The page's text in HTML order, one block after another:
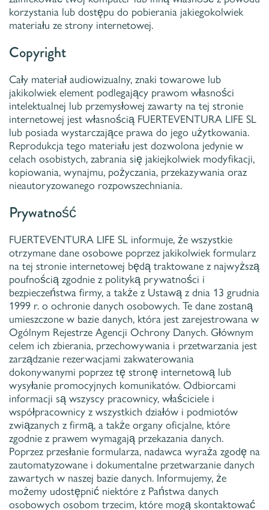
korzystania lub dostępu do pobierania jakiegokolwiek
materiału ze strony internetowej.
Copyright
Cały materiał audiowizualny, znaki towarowe lub
jakikolwiek element podlegający prawom własności
intelektualnej lub przemysłowej zawarty na tej stronie
internetowej jest własnością FUERTEVENTURA LIFE SL
lub posiada wystarczające prawa do jego użytkowania.
Reprodukcja tego materiału jest dozwolona jedynie w
celach osobistych, zabrania się jakiejkolwiek modyfikacji,
kopiowania, wynajmu, pożyczania, przekazywania oraz
nieautoryzowanego rozpowszechniania.
Prywatność
FUERTEVENTURA LIFE SL informuje, że wszystkie
otrzymane dane osobowe poprzez jakikolwiek formularz
na tej stronie internetowej będą traktowane z najwyższą
poufnością zgodnie z polityką prywatności i
bezpieczeństwa firmy, a także z Ustawą z dnia 13 grudnia
1999 r. o ochronie danych osobowych. Te dane zostaną
umieszczone w bazie danych, która jest zarejestrowana w
Ogólnym Rejestrze Agencji Ochrony Danych. Głównym
celem ich zbierania, przechowywania i przetwarzania jest
zarządzanie rezerwacjami zakwaterowania
dokonywanymi poprzez tę stronę internetową lub
wysyłanie promocyjnych komunikatów. Odbiorcami
informacji są wszyscy pracownicy, właściciele i
współpracownicy z wszystkich działów i podmiotów
związanych z firmą, a także organy oficjalne, które
zgodnie z prawem wymagają przekazania danych.
Poprzez przesłanie formularza, nadawca wyraża zgodę na
zautomatyzowane i dokumentalne przetwarzanie danych
zawartych w naszej bazie danych. Informujemy, że
możemy udostępnić niektóre z Państwa danych
osobowych osobom trzecim, które mogą skontaktować